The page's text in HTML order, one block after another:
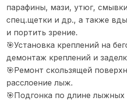
паpaфины, мази, утюг,
спец.щетки и др., а также
и портить зрение.
🎯Установка креплений на
демонтаж креплений и
🎯Ремонт скользящей
расслоение лыж.
🎯Подгонка по длине лыжных